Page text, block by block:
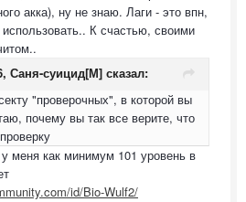
акка), ну не знаю. Лаги - это впн,
К счастью, своими
Саня-суицид[М] сказал:
"проверочных", в которой вы
почему вы так все верите, что
меня как минимум 101 уровень в
id/Bio-Wulf2/